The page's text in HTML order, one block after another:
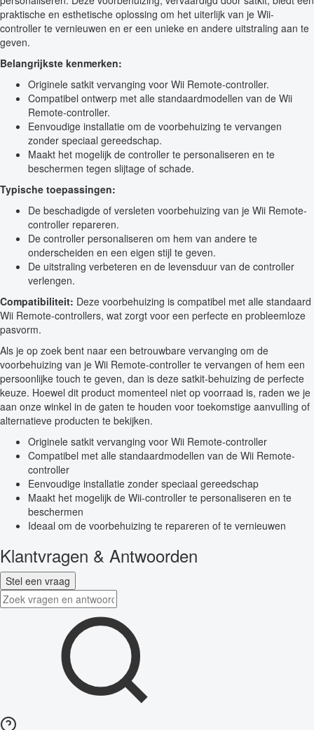
praktische en esthetische oplossing om het uiterlijk van je Wii-
controller te vernieuwen en er een unieke en andere uitstraling aan te
geven.
Belangrijkste kenmerken:
Originele satkit vervanging voor Wii Remote-controller.
Compatibel ontwerp met alle standaardmodellen van de Wii
Remote-controller.
Eenvoudige installatie om de voorbehuizing te vervangen
zonder speciaal gereedschap.
Maakt het mogelijk de controller te personaliseren en te
beschermen tegen slijtage of schade.
Typische toepassingen:
De beschadigde of versleten voorbehuizing van je Wii Remote-
controller repareren.
De controller personaliseren om hem van andere te
onderscheiden en een eigen stijl te geven.
De uitstraling verbeteren en de levensduur van de controller
verlengen.
Compatibiliteit: Deze voorbehuizing is compatibel met alle standaard
Wii Remote-controllers, wat zorgt voor een perfecte en probleemloze
pasvorm.
Als je op zoek bent naar een betrouwbare vervanging om de
voorbehuizing van je Wii Remote-controller te vervangen of hem een
persoonlijke touch te geven, dan is deze satkit-behuizing de perfecte
keuze. Hoewel dit product momenteel niet op voorraad is, raden we je
aan onze winkel in de gaten te houden voor toekomstige aanvulling of
alternatieve producten te bekijken.
Originele satkit vervanging voor Wii Remote-controller
Compatibel met alle standaardmodellen van de Wii Remote-
controller
Eenvoudige installatie zonder speciaal gereedschap
Maakt het mogelijk de Wii-controller te personaliseren en te
beschermen
Ideaal om de voorbehuizing te repareren of te vernieuwen
Klantvragen & Antwoorden
Stel een vraag